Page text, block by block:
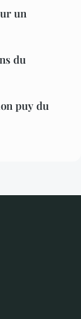
un
du
puy du